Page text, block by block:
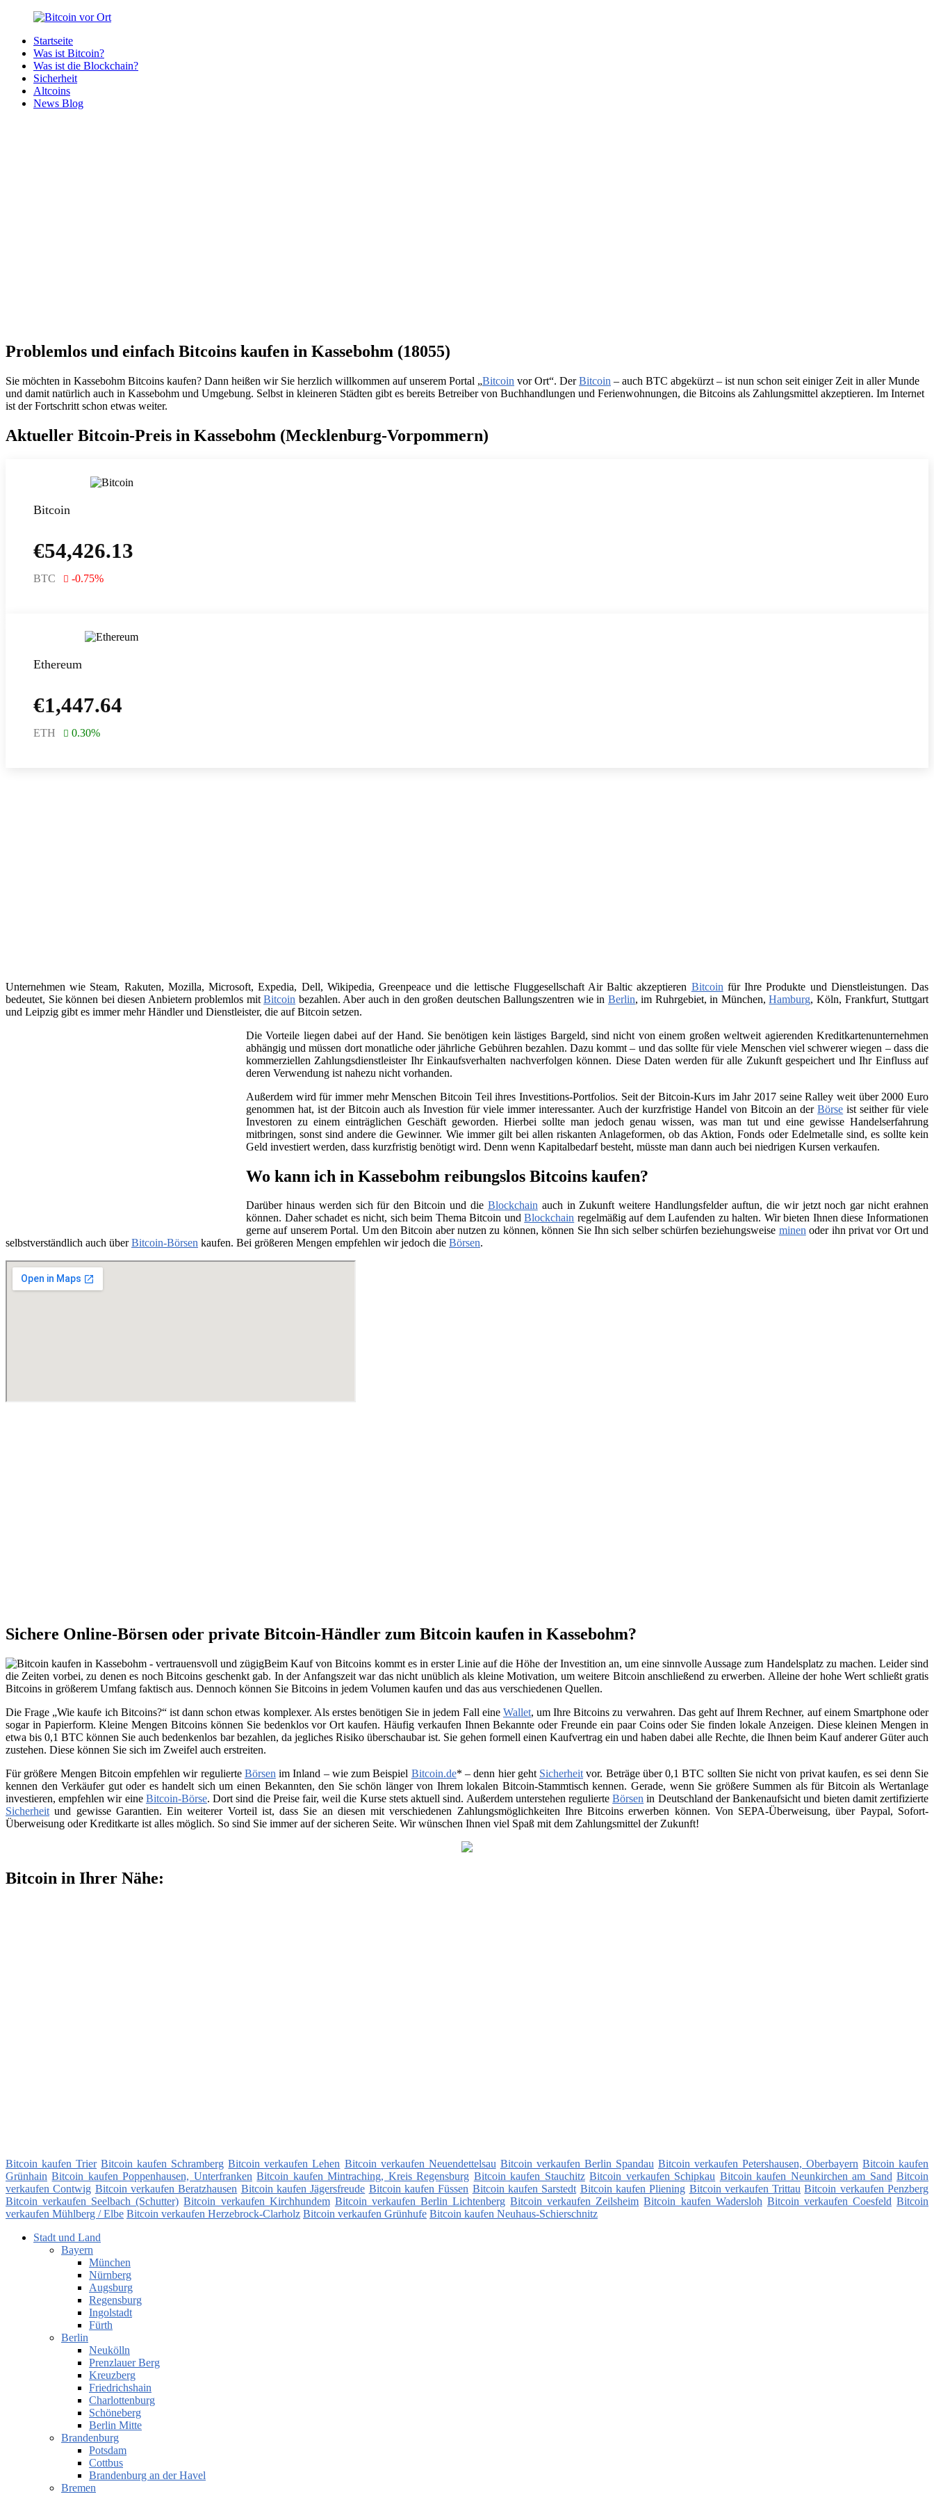
Zurück
Inhalt
Bitcoin
Bitcoins
deiner
Region
Startseite
Was ist Bitcoin?
Was ist die Blockchain?
Sicherheit
Altcoins
News Blog
Problemlos und einfach Bitcoins kaufen in Kassebohm (18055)
Sie möchten in Kassebohm Bitcoins kaufen? Dann heißen wir Sie herzlich willkommen auf unserem Portal „Bitcoin vor Ort“. DerBitcoin – auch BTC abgekürzt – ist nun schon seit einiger Zeit in aller Munde
und damit natürlich auch in Kassebohm und Umgebung. Selbst in kleineren Städten gibt es bereits Betreiber von Buchhandlungen und Ferienwohnungen, die Bitcoins als Zahlungsmittel akzeptieren. Im Internet
ist der Fortschritt schon etwas weiter.
Aktueller Bitcoin-Preis in Kassebohm (Mecklenburg-Vorpommern)
Bitcoin
€54,426.13
BTC -0.75%
Ethereum
€1,447.64
ETH 0.30%
Unternehmen wie Steam, Rakuten, Mozilla, Microsoft, Expedia, Dell, Wikipedia, Greenpeace und die lettische Fluggesellschaft Air Baltic akzeptieren Bitcoin für Ihre Produkte und Dienstleistungen. Das
bedeutet, Sie können bei diesen Anbietern problemlos mitBitcoin bezahlen. Aber auch in den großen deutschen Ballungszentren wie in Berlin, im Ruhrgebiet, in München,Hamburg, Köln, Frankfurt, Stuttgart
und Leipzig gibt es immer mehr Händler und Dienstleister, die auf Bitcoin setzen.
Die Vorteile liegen dabei auf der Hand. Sie benötigen kein lästiges Bargeld, sind nicht von einem großen weltweit agierenden Kreditkartenunternehmen
abhängig und müssen dort monatliche oder jährliche Gebühren bezahlen. Dazu kommt – und das sollte für viele Menschen viel schwerer wiegen – dass die
kommerziellen Zahlungsdienstleister Ihr Einkaufsverhalten nachverfolgen können. Diese Daten werden für alle Zukunft gespeichert und Ihr Einfluss auf
deren Verwendung ist nahezu nicht vorhanden.
Außerdem wird für immer mehr Menschen Bitcoin Teil ihres Investitions-Portfolios. Seit der Bitcoin-Kurs im Jahr 2017 seine Ralley weit über 2000 Euro
genommen hat, ist der Bitcoin auch als Investion für viele immer interessanter. Auch der kurzfristige Handel von Bitcoin an derBörse ist seither für viele
Investoren zu einem einträglichen Geschäft geworden. Hierbei sollte man jedoch genau wissen, was man tut und eine gewisse Handelserfahrung
mitbringen, sonst sind andere die Gewinner. Wie immer gilt bei allen riskanten Anlageformen, ob das Aktion, Fonds oder Edelmetalle sind, es sollte kein
Geld investiert werden, dass kurzfristig benötigt wird. Denn wenn Kapitalbedarf besteht, müsste man dann auch bei niedrigen Kursen verkaufen.
Wo kann ich in Kassebohm reibungslos Bitcoins kaufen?
Darüber hinaus werden sich für den Bitcoin und die Blockchainauch in Zukunft weitere Handlungsfelder auftun, die wir jetzt noch gar nicht erahnen
können. Daher schadet es nicht, sich beim Thema Bitcoin undBlockchain regelmäßig auf dem Laufenden zu halten. Wir bieten Ihnen diese Informationen
gerne auf unserem Portal. Um den Bitcoin aber nutzen zu können, können Sie Ihn sich selber schürfen beziehungsweise minenoder ihn privat vor Ort und
selbstverständlich auch überBitcoin-Börsen kaufen. Bei größeren Mengen empfehlen wir jedoch die Börsen.
Sichere Online-Börsen oder private Bitcoin-Händler zum Bitcoin kaufen in Kassebohm?
Beim Kauf von Bitcoins kommt es in erster Linie auf die Höhe der Investition an, um eine sinnvolle Aussage zum Handelsplatz zu machen. Leider sind
die Zeiten vorbei, zu denen es noch Bitcoins geschenkt gab. In der Anfangszeit war das nicht unüblich als kleine Motivation, um weitere Bitcoin anschließend zu erwerben. Alleine der hohe Wert schließt gratis
Bitcoins in größerem Umfang faktisch aus. Dennoch können Sie Bitcoins in jedem Volumen kaufen und das aus verschiedenen Quellen.
Die Frage „Wie kaufe ich Bitcoins?“ ist dann schon etwas komplexer. Als erstes benötigen Sie in jedem Fall eine Wallet, um Ihre Bitcoins zu verwahren. Das geht auf Ihrem Rechner, auf einem Smartphone oder
sogar in Papierform. Kleine Mengen Bitcoins können Sie bedenklos vor Ort kaufen. Häufig verkaufen Ihnen Bekannte oder Freunde ein paar Coins oder Sie finden lokale Anzeigen. Diese kleinen Mengen in
etwa bis 0,1 BTC können Sie auch bedenkenlos bar bezahlen, da jegliches Risiko überschaubar ist. Sie gehen formell einen Kaufvertrag ein und haben dabei alle Rechte, die Ihnen beim Kauf anderer Güter auch
zustehen. Diese können Sie sich im Zweifel auch erstreiten.
Für größere Mengen Bitcoin empfehlen wir regulierte Börsen im Inland – wie zum Beispiel Bitcoin.de* – denn hier geht Sicherheit vor. Beträge über 0,1 BTC sollten Sie nicht von privat kaufen, es sei denn Sie
kennen den Verkäufer gut oder es handelt sich um einen Bekannten, den Sie schön länger von Ihrem lokalen Bitcoin-Stammtisch kennen. Gerade, wenn Sie größere Summen als für Bitcoin als Wertanlage
investieren, empfehlen wir eine Bitcoin-Börse. Dort sind die Preise fair, weil die Kurse stets aktuell sind. Außerdem unterstehen regulierteBörsen in Deutschland der Bankenaufsicht und bieten damit zertifizierte
Sicherheit und gewisse Garantien. Ein weiterer Vorteil ist, dass Sie an diesen mit verschiedenen Zahlungsmöglichkeiten Ihre Bitcoins erwerben können. Von SEPA-Überweisung, über Paypal, Sofort-
Überweisung oder Kreditkarte ist alles möglich. So sind Sie immer auf der sicheren Seite. Wir wünschen Ihnen viel Spaß mit dem Zahlungsmittel der Zukunft!
Bitcoin in Ihrer Nähe:
Bitcoin kaufen Trier Bitcoin kaufen Schramberg Bitcoin verkaufen Lehen Bitcoin verkaufen Neuendettelsau Bitcoin verkaufen Berlin Spandau Bitcoin verkaufen Petershausen, Oberbayern Bitcoin kaufen
Grünhain Bitcoin kaufen Poppenhausen, Unterfranken Bitcoin kaufen Mintraching, Kreis Regensburg Bitcoin kaufen Stauchitz Bitcoin verkaufen Schipkau Bitcoin kaufen Neunkirchen am Sand Bitcoin
verkaufen Contwig Bitcoin verkaufen Beratzhausen Bitcoin kaufen Jägersfreude Bitcoin kaufen Füssen Bitcoin kaufen Sarstedt Bitcoin kaufen Pliening Bitcoin verkaufen Trittau Bitcoin verkaufen Penzberg
Bitcoin verkaufen Seelbach (Schutter) Bitcoin verkaufen Kirchhundem Bitcoin verkaufen Berlin Lichtenberg Bitcoin verkaufen Zeilsheim Bitcoin kaufen Wadersloh Bitcoin verkaufen Coesfeld Bitcoin
verkaufen Mühlberg / Elbe Bitcoin verkaufen Herzebrock-Clarholz Bitcoin verkaufen Grünhufe Bitcoin kaufen Neuhaus-Schierschnitz
Stadt und Land
Bayern
München
Nürnberg
Augsburg
Regensburg
Ingolstadt
Fürth
Berlin
Neukölln
Prenzlauer Berg
Kreuzberg
Friedrichshain
Charlottenburg
Schöneberg
Berlin Mitte
Brandenburg
Potsdam
Cottbus
Brandenburg an der Havel
Bremen